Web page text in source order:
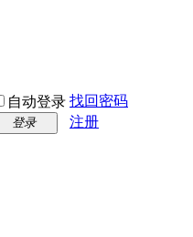
自动登录 找回密码
登录
注册